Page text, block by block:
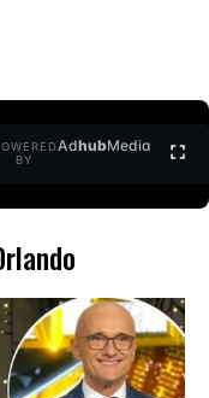
BY
AdhubMedia